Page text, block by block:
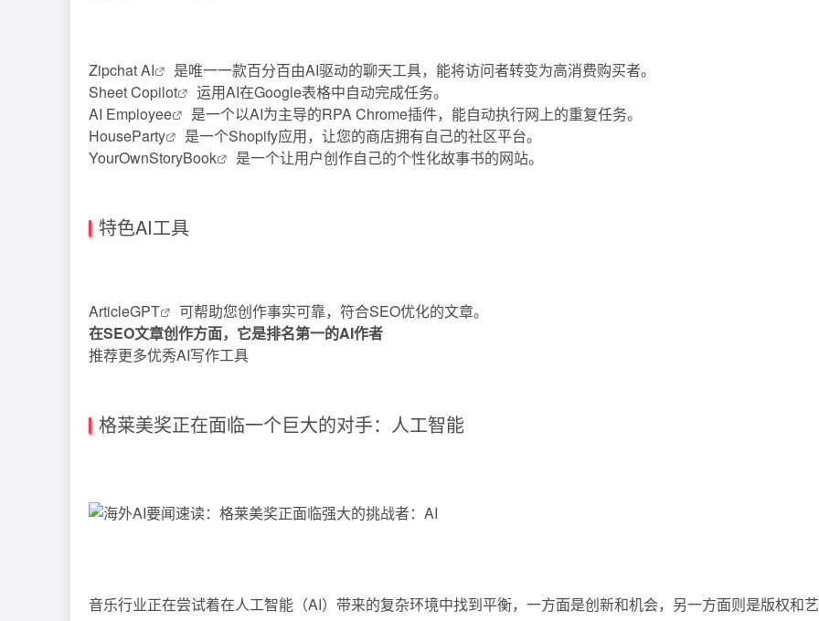
Zipchat AI
是唯一一款百分百由AI驱动的聊天工具，能将访问者转变为高消费购买者。
Sheet Copilot
运用AI在Google表格中自动完成任务。
AI Employee
是一个以AI为主导的RPA Chrome插件，能自动执行网上的重复任务。
HouseParty
是一个Shopify应用，让您的商店拥有自己的社区平台。
YourOwnStoryBook
是一个让用户创作自己的个性化故事书的网站。
特色AI工具
ArticleGPT
可帮助您创作事实可靠，符合SEO优化的文章。
在SEO文章创作方面，它是排名第一的AI作者
推荐更多优秀AI写作工具
格莱美奖正在面临一个巨大的对手：人工智能
音乐行业正在尝试着在人工智能（AI）带来的复杂环境中找到平衡，一方面是创新和机会，另一方面则是版权和